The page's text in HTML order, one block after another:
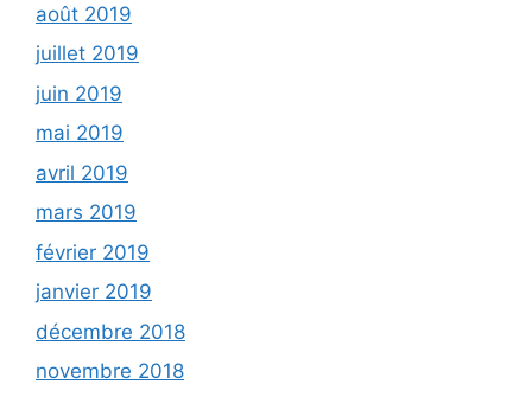
août 2019
juillet 2019
juin 2019
mai 2019
avril 2019
mars 2019
février 2019
janvier 2019
décembre 2018
novembre 2018